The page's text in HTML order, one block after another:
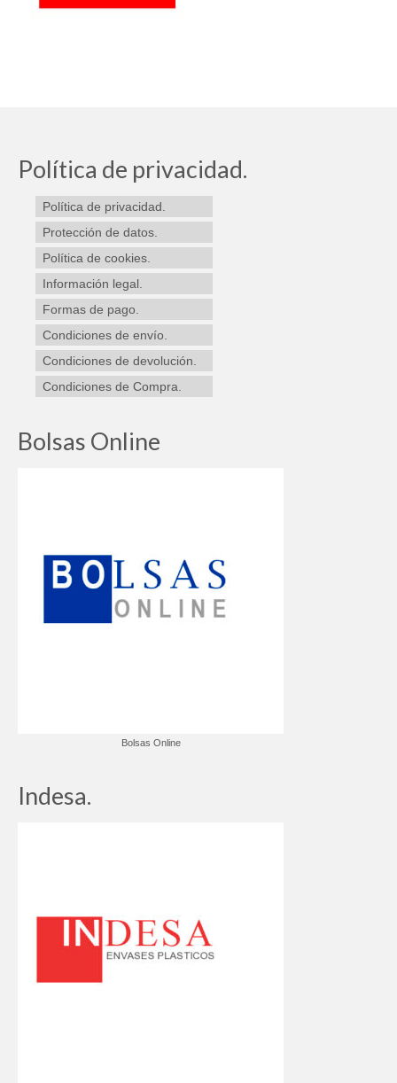
Política de privacidad.
Política de privacidad.
Protección de datos.
Política de cookies.
Información legal.
Formas de pago.
Condiciones de envío.
Condiciones de devolución.
Condiciones de Compra.
Bolsas Online
Bolsas Online
Indesa.